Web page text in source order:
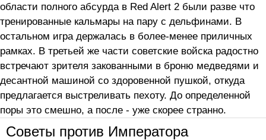
области полного абсурда в Red Alert 2 были разве что
тренированные кальмары на пару с дельфинами. В
остальном игра держалась в более-менее приличных
рамках. В третьей же части советские войска радостно
встречают зрителя закованными в броню медведями и
десантной машиной со здоровенной пушкой, откуда
предлагается выстреливать пехоту. До определенной
поры это смешно, а после - уже скорее странно.
Советы против Императора